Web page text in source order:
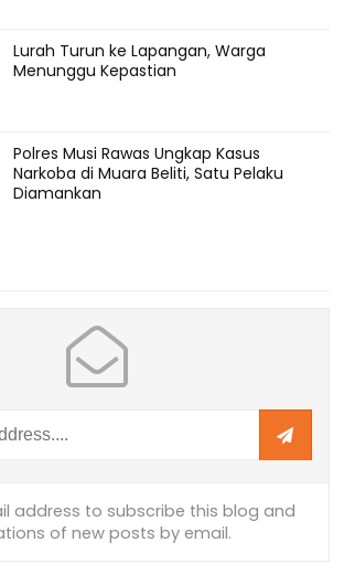
Lurah Turun ke Lapangan, Warga
Menunggu Kepastian
Polres Musi Rawas Ungkap Kasus
Narkoba di Muara Beliti, Satu Pelaku
Diamankan